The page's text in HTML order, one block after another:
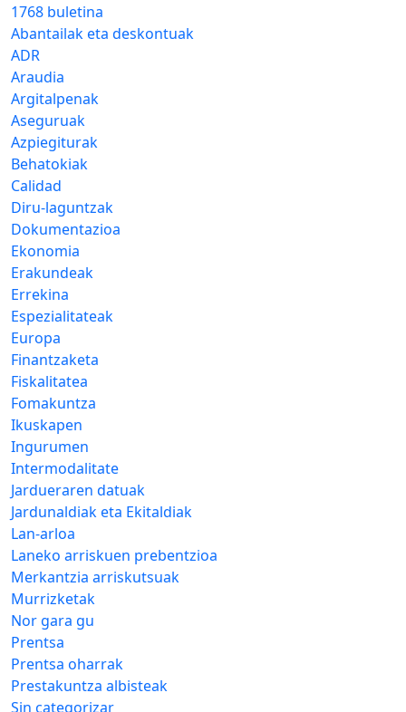
1768 buletina
Abantailak eta deskontuak
ADR
Araudia
Argitalpenak
Aseguruak
Azpiegiturak
Behatokiak
Calidad
Diru-laguntzak
Dokumentazioa
Ekonomia
Erakundeak
Errekina
Espezialitateak
Europa
Finantzaketa
Fiskalitatea
Fomakuntza
Ikuskapen
Ingurumen
Intermodalitate
Jardueraren datuak
Jardunaldiak eta Ekitaldiak
Lan-arloa
Laneko arriskuen prebentzioa
Merkantzia arriskutsuak
Murrizketak
Nor gara gu
Prentsa
Prentsa oharrak
Prestakuntza albisteak
Sin categorizar